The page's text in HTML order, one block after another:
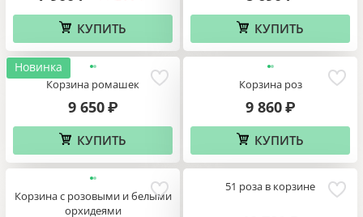
Гортензия и пионы в коробке
11 550₽
КУПИТЬ
101 красная роза в коробке
11 840